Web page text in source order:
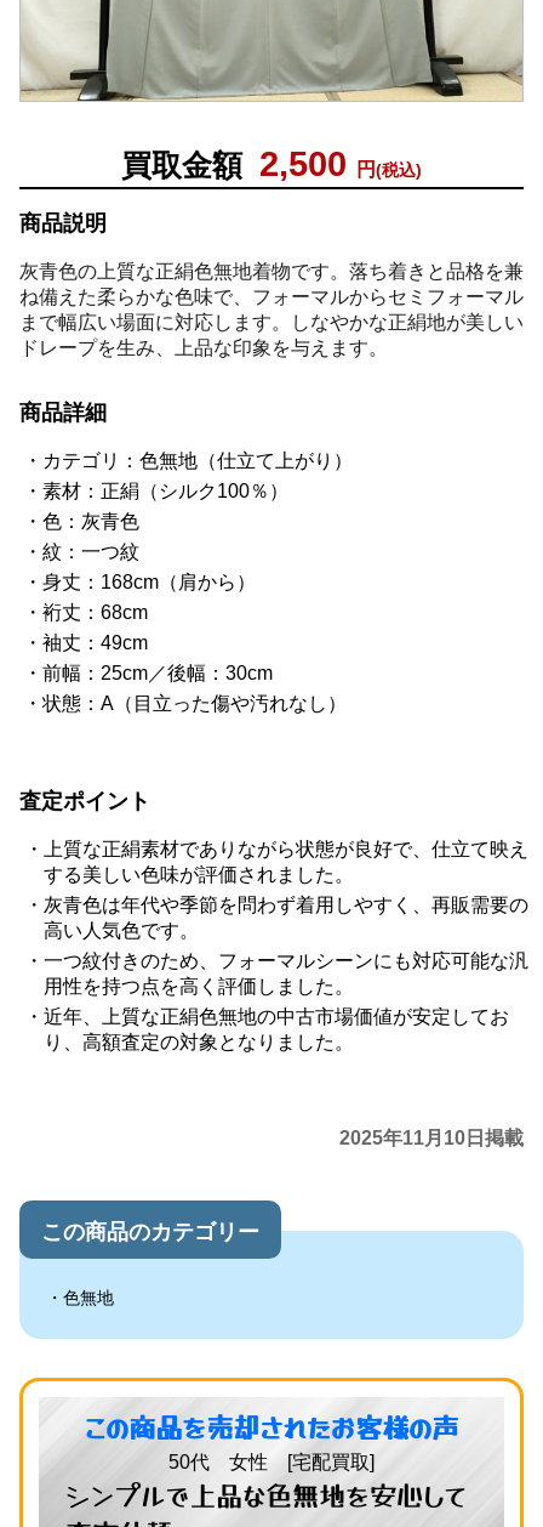
買取金額 2,500 円(税込)
商品説明
灰青色の上質な正絹色無地着物です。落ち着きと品格を兼
ね備えた柔らかな色味で、フォーマルからセミフォーマル
まで幅広い場面に対応します。しなやかな正絹地が美しい
ドレープを生み、上品な印象を与えます。
商品詳細
カテゴリ：色無地（仕立て上がり）
素材：正絹（シルク100％）
色：灰青色
紋：一つ紋
身丈：168cm（肩から）
裄丈：68cm
袖丈：49cm
前幅：25cm／後幅：30cm
状態：A（目立った傷や汚れなし）
査定ポイント
上質な正絹素材でありながら状態が良好で、仕立て映え
する美しい色味が評価されました。
灰青色は年代や季節を問わず着用しやすく、再販需要の
高い人気色です。
一つ紋付きのため、フォーマルシーンにも対応可能な汎
用性を持つ点を高く評価しました。
近年、上質な正絹色無地の中古市場価値が安定してお
り、高額査定の対象となりました。
2025年11月10日掲載
この商品のカテゴリー
色無地
この商品を売却されたお客様の声
50代 女性 [宅配買取]
シンプルで上品な色無地を安心して